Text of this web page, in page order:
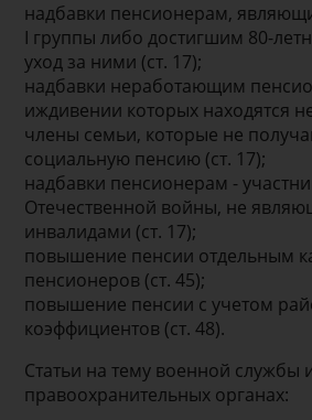
надбавки пенсионерам,
I группы либо достигшим 80-
уход за ними (ст. 17);
надбавки неработающим
иждивении которых находятся
члены семьи, которые не
социальную пенсию (ст. 17);
надбавки пенсионерам -
Отечественной войны, не
инвалидами (ст. 17);
повышение пенсии отдельным
пенсионеров (ст. 45);
повышение пенсии с учетом
коэффициентов (ст. 48).
Статьи на тему военной службы
правоохранительных органах: